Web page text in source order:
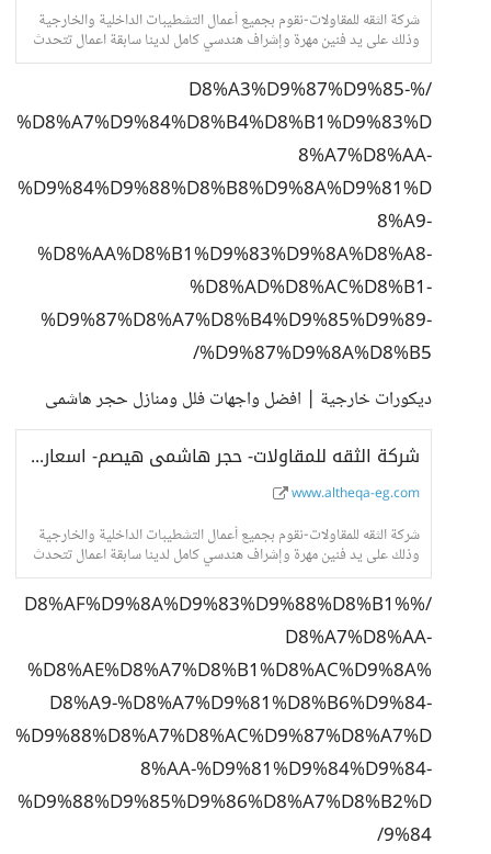
شركة الثقه للمقاولات-نقوم بجميع أعمال التشطيبات الداخلية والخارجية
وذلك على يد فنين مهرة وإشراف هندسي كامل لدينا سابقة اعمال تتحدث
عنا فى جميع انحاء الجمهور
/%D8%A3%D9%87%D9%85-
%D8%A7%D9%84%D8%B4%D8%B1%D9%83%D
8%A7%D8%AA-
%D9%84%D9%88%D8%B8%D9%8A%D9%81%D
8%A9-
%D8%AA%D8%B1%D9%83%D9%8A%D8%A8-
%D8%AD%D8%AC%D8%B1-
%D9%87%D8%A7%D8%B4%D9%85%D9%89-
%D9%87%D9%8A%D8%B5/
ديكورات خارجية | افضل واجهات فلل ومنازل حجر هاشمى
شركة الثقه للمقاولات- حجر هاشمى هيصم- اسعار حجر هاشمى- واجهات حجر هاشمى
www.altheqa-eg.com
شركة الثقه للمقاولات-نقوم بجميع أعمال التشطيبات الداخلية والخارجية
وذلك على يد فنين مهرة وإشراف هندسي كامل لدينا سابقة اعمال تتحدث
عنا فى جميع انحاء الجمهور
/%D8%AF%D9%8A%D9%83%D9%88%D8%B1%
D8%A7%D8%AA-
%D8%AE%D8%A7%D8%B1%D8%AC%D9%8A%
D8%A9-%D8%A7%D9%81%D8%B6%D9%84-
%D9%88%D8%A7%D8%AC%D9%87%D8%A7%D
8%AA-%D9%81%D9%84%D9%84-
%D9%88%D9%85%D9%86%D8%A7%D8%B2%D
9%84/